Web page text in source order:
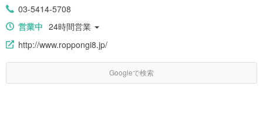
03-5414-5708
営業中 24時間営業
http://www.roppongi8.jp/
Googleで検索